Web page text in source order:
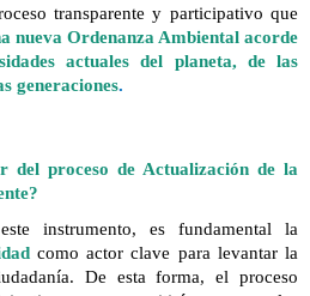
transparente y participativo que
nueva Ordenanza Ambiental acorde
actuales del planeta, de las
generaciones.
del proceso de Actualización de la
instrumento, es fundamental la
como actor clave para levantar la
De esta forma, el proceso